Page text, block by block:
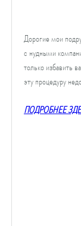
Дорогие мои
с нудными
только избавить
эту процедуру
ПОДРОБНЕЕ